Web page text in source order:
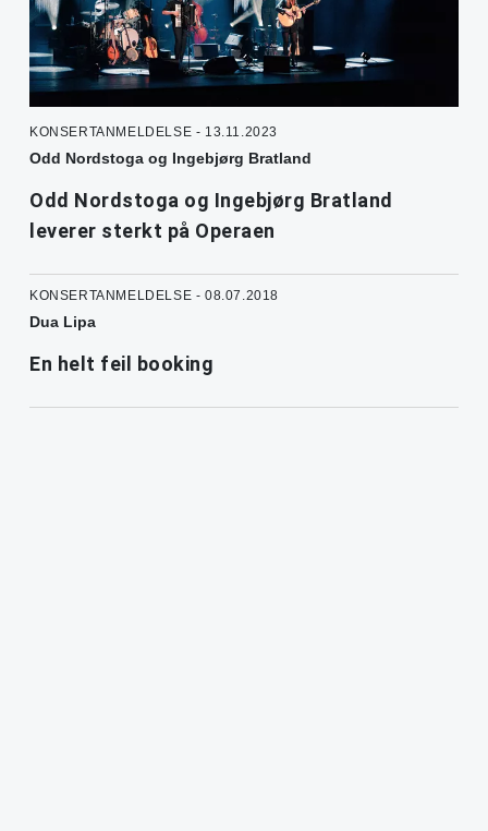
KONSERTANMELDELSE - 13.11.2023
Odd Nordstoga og Ingebjørg Bratland
Odd Nordstoga og Ingebjørg Bratland
leverer sterkt på Operaen
KONSERTANMELDELSE - 08.07.2018
Dua Lipa
En helt feil booking